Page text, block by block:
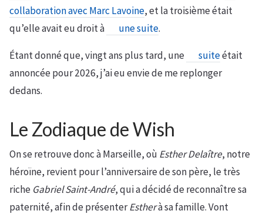
collaboration avec Marc Lavoine, et la troisième était
qu’elle avait eu droit à
une suite.
Étant donné que, vingt ans plus tard, une suiteétait
annoncée pour 2026, j’ai eu envie de me replonger
dedans.
Le Zodiaque de Wish
On se retrouve donc à Marseille, où Esther Delaître, notre
héroïne, revient pour l’anniversaire de son père, le très
riche Gabriel Saint-André, qui a décidé de reconnaître sa
paternité, afin de présenterEstherà sa famille. Vont